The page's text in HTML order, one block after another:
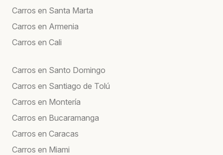
Carros en Santa Marta
Carros en Armenia
Carros en Cali
Carros en Santo Domingo
Carros en Santiago de Tolú
Carros en Montería
Carros en Bucaramanga
Carros en Caracas
Carros en Miami